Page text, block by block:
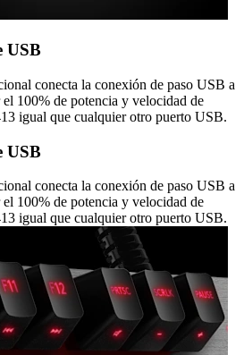
USB
conecta la conexión de paso USB a
100% de potencia y velocidad de
igual que cualquier otro puerto USB.
USB
conecta la conexión de paso USB a
100% de potencia y velocidad de
igual que cualquier otro puerto USB.